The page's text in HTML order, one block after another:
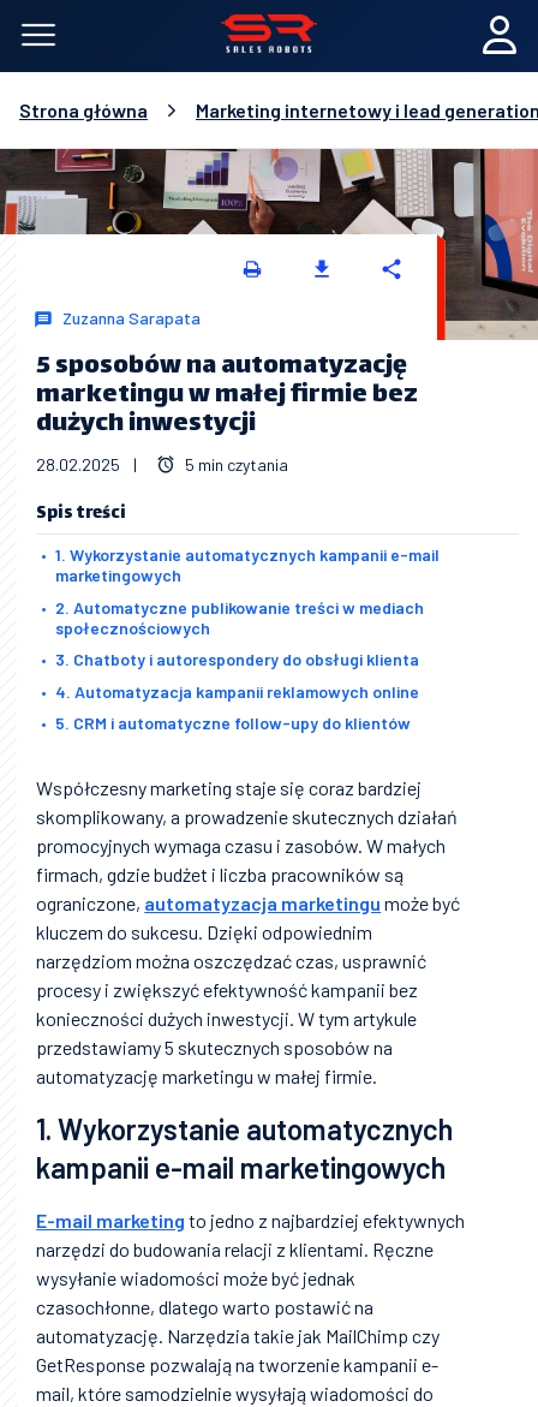
Strona główna Marketing internetowy i lead
Zuzanna Sarapata
5 sposobów na automatyzację
marketingu w małej firmie bez
dużych inwestycji
28.02.2025 | 5 min czytania
Spis treści
1. Wykorzystanie automatycznych kampanii e-mail
marketingowych
2. Automatyczne publikowanie treści w mediach
społecznościowych
3. Chatboty i autorespondery do obsługi klienta
4. Automatyzacja kampanii reklamowych online
5. CRM i automatyczne follow-upy do klientów
Współczesny marketing staje się coraz bardziej
skomplikowany, a prowadzenie skutecznych działań
promocyjnych wymaga czasu i zasobów. W małych
firmach, gdzie budżet i liczba pracowników są
ograniczone, automatyzacja marketingu może być
kluczem do sukcesu. Dzięki odpowiednim
narzędziom można oszczędzać czas, usprawnić
procesy i zwiększyć efektywność kampanii bez
konieczności dużych inwestycji. W tym artykule
przedstawiamy 5 skutecznych sposobów na
automatyzację marketingu w małej firmie.
1. Wykorzystanie automatycznych
kampanii e-mail marketingowych
E-mail marketing to jedno z najbardziej efektywnych
narzędzi do budowania relacji z klientami. Ręczne
wysyłanie wiadomości może być jednak
czasochłonne, dlatego warto postawić na
automatyzację. Narzędzia takie jak MailChimp czy
GetResponse pozwalają na tworzenie kampanii e-
mail, które samodzielnie wysyłają wiadomości do